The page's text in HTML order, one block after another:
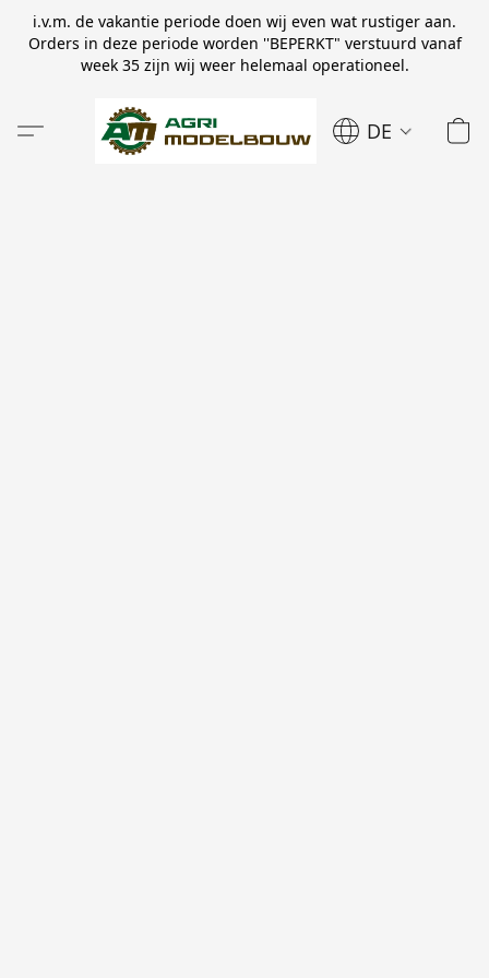
i.v.m. de vakantie periode doen wij even wat rustiger aan.
Orders in deze periode worden ''BEPERKT" verstuurd vanaf
week 35 zijn wij weer helemaal operationeel.
DE